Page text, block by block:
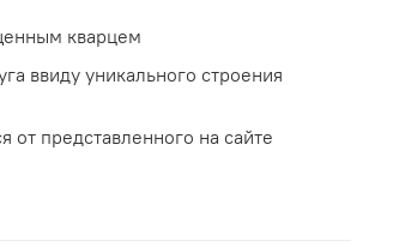
кварцем
ввиду уникального строения
от представленного на cайте